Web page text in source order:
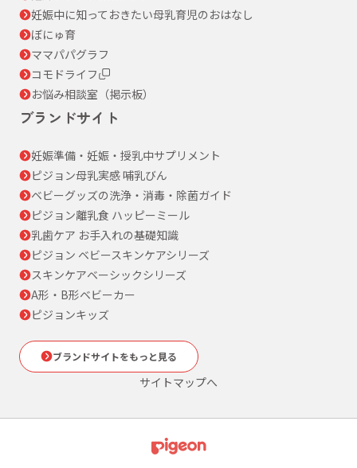
妊娠中に知っておきたい母乳育児のおはなし
ぼにゅ育
ママパパグラフ
コモドライフ
お悩み相談室（掲示板）
ブランドサイト
妊娠準備・妊娠・授乳中サプリメント
ピジョン母乳実感 哺乳びん
ベビーグッズの洗浄・消毒・除菌ガイド
ピジョン離乳食 ハッピーミール
乳歯ケア お手入れの基礎知識
ピジョン ベビースキンケアシリーズ
スキンケアベーシックシリーズ
A形・B形ベビーカー
ピジョンキッズ
ブランドサイトをもっと見る
サイトマップへ